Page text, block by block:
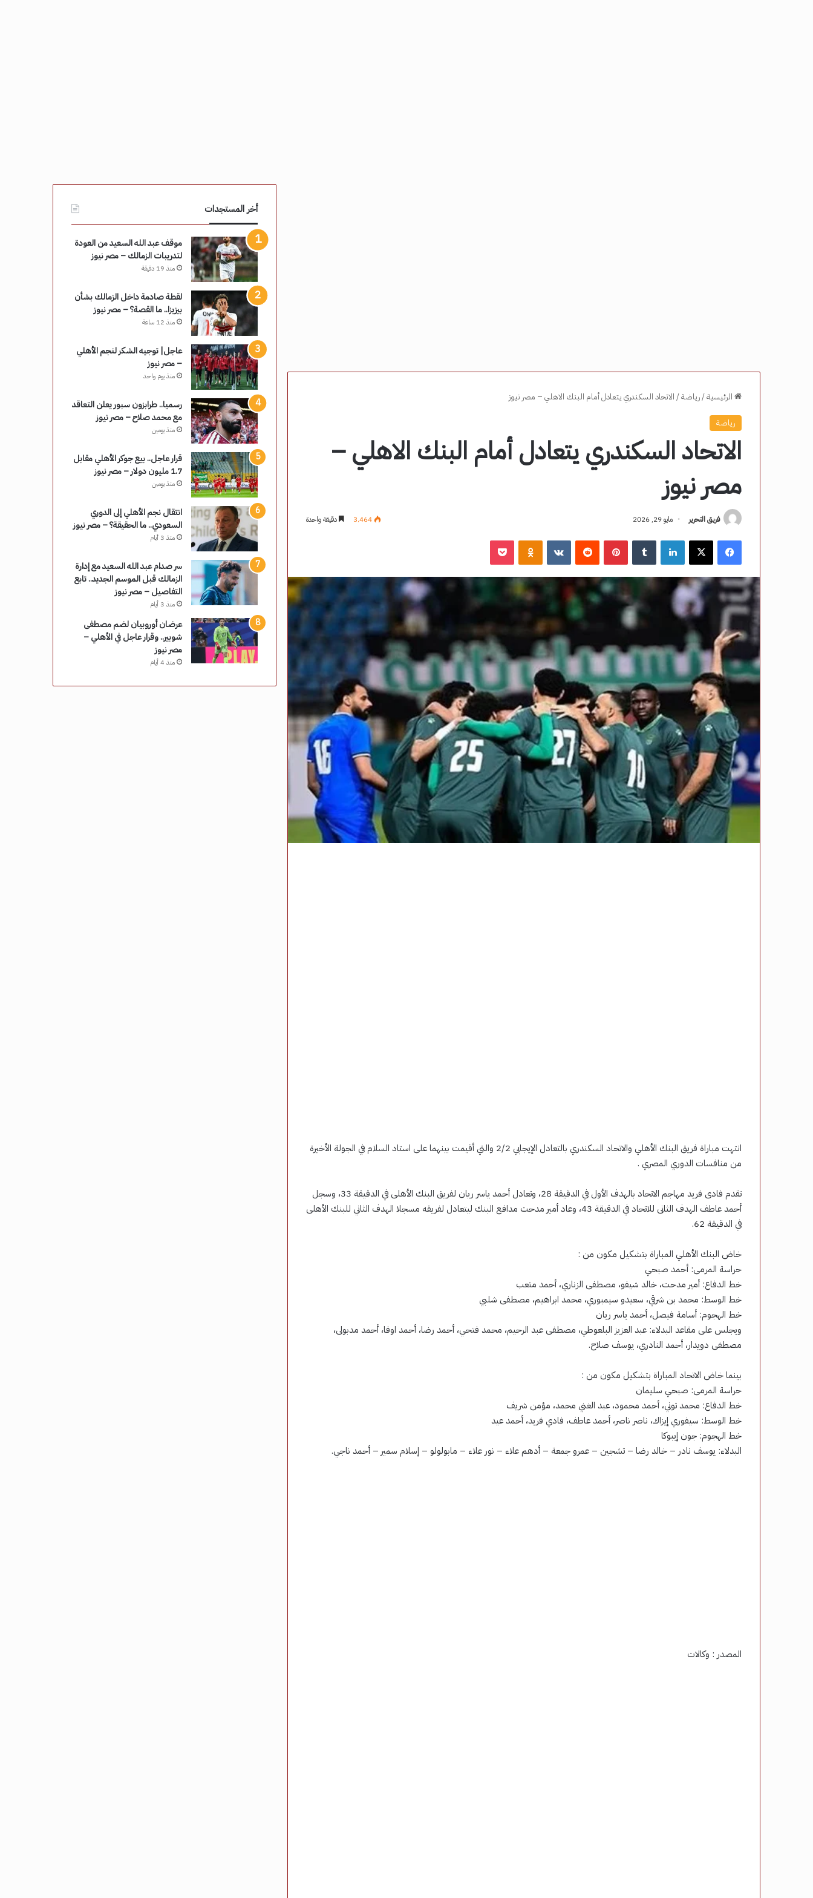
الرئيسية/رياضة/ الاتحاد السكندري يتعادل أمام البنك الاهلي – مصر نيوز
رياضة
الاتحاد السكندري يتعادل أمام البنك الاهلي –
مصر نيوز
فريق التحرير مايو 29, 2026 3٬464 دقيقة واحدة
فيسبوك ‫X لينكدإن بينتيريست ‏VKontakte
انتهت مباراة فريق البنك الأهلي والاتحاد السكندري بالتعادل الإيجابي 2/2 والتي أقيمت بينهما على استاد السلام في الجولة الأخيرة
من منافسات الدوري المصري .
تقدم فادى فريد مهاجم الاتحاد بالهدف الأول في الدقيقة 28، وتعادل أحمد ياسر ريان لفريق البنك الأهلى في الدقيقة 33، وسجل
أحمد عاطف الهدف الثانى للاتحاد في الدقيقة 43، وعاد أمير مدحت مدافع البنك ليتعادل لفريقه مسجلا الهدف الثاني للبنك الأهلى
في الدقيقة 62.
خاض البنك الأهلي المباراة بتشكيل مكون من :
حراسة المرمى: أحمد صبحي
خط الدفاع: أمير مدحت، خالد شيفو، مصطفى الزناري، أحمد متعب
خط الوسط: محمد بن شرقي، سعيدو سيمبوري، محمد ابراهيم، مصطفى شلبي
خط الهجوم: أسامة فيصل، أحمد ياسر ريان
ويجلس على مقاعد البدلاء: عبد العزيز البلعوطي، مصطفى عبد الرحيم، محمد فتحي، أحمد رضا، أحمد اوفا، أحمد مدبولى،
مصطفى دويدار، أحمد النادري، يوسف صلاح.
بينما خاض الاتحاد المباراة بتشكيل مكون من :
حراسة المرمى: صبحي سليمان
خط الدفاع: محمد توني، أحمد محمود، عبد الغني محمد، مؤمن شريف
خط الوسط: سيفوري إيزاك، ناصر ناصر، أحمد عاطف، فادي فريد، أحمد عيد
خط الهجوم: جون إيبوكا
البدلاء: يوسف نادر – خالد رضا – تشجين – عمرو جمعة – أدهم علاء – نور علاء – مابولولو – إسلام سمير – أحمد ناجي.
المصدر : وكالات
أخر المستجدات
موقف عبد الله السعيد من العودة
لتدريبات الزمالك – مصر نيوز
منذ 19 دقيقة
لقطة صادمة داخل الزمالك بشأن
بيزيزا.. ما القصة؟ – مصر نيوز
منذ 12 ساعة
عاجل| توجيه الشكر لنجم الأهلي
– مصر نيوز
منذ يوم واحد
رسميا.. طرابزون سبور يعلن التعاقد
مع محمد صلاح – مصر نيوز
منذ يومين
قرار عاجل.. بيع جوكر الأهلي مقابل
1.7 مليون دولار – مصر نيوز
منذ يومين
انتقال نجم الأهلي إلى الدوري
السعودي.. ما الحقيقة؟ – مصر نيوز
منذ 3 أيام
سر صدام عبد الله السعيد مع إدارة
الزمالك قبل الموسم الجديد.. تابع
التفاصيل – مصر نيوز
منذ 3 أيام
عرضان أوروبيان لضم مصطفى
شوبير.. وقرار عاجل في الأهلي –
مصر نيوز
منذ 4 أيام